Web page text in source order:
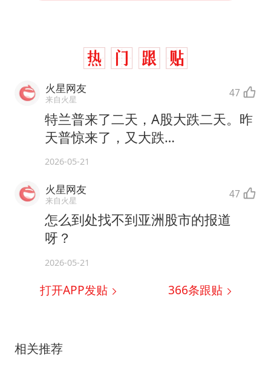
火星网友
来自火星 47
特兰普来了二天，A股大跌二天。昨
天普惊来了，又大跌…
2026-05-21
火星网友
来自火星 47
怎么到处找不到亚洲股市的报道
呀？
2026-05-21
打开APP发贴 366条跟贴
相关推荐